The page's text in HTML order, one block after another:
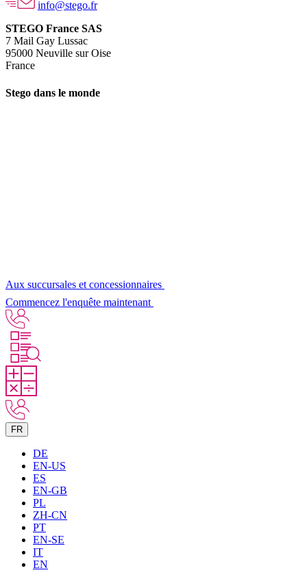
info@stego.fr
STEGO France SAS
7 Mail Gay Lussac
95000 Neuville sur Oise
France
Stego dans le monde
Aux succursales et concessionnaires
Commencez l'enquête maintenant
FR
DE
EN-US
ES
EN-GB
PL
ZH-CN
PT
EN-SE
IT
EN